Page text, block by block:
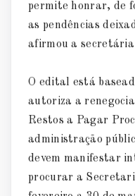
permite honrar, de
as pendências
afirmou a
O edital está
autoriza a
Restos a Pagar
administração
devem manifestar
procurar a